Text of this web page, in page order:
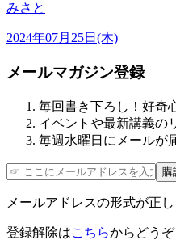
みさと
2024年07月25日(木)
メールマガジン登録
毎回書き下ろし！好奇
イベントや最新講義の
毎週水曜日にメールが
購
メールアドレスの形式が正し
登録解除はこちらからどうぞ